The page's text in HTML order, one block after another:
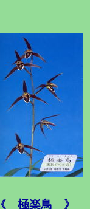
《 極楽鳥 》